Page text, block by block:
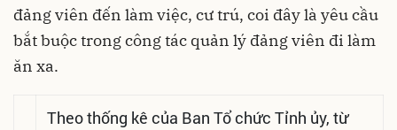
đảng viên đến làm việc, cư trú, coi đây là yêu cầu
bắt buộc trong công tác quản lý đảng viên đi làm
ăn xa.
Theo thống kê của Ban Tổ chức Tỉnh ủy, từ